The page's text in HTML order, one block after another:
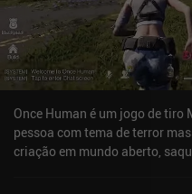
Once Human é um jogo de tiro
pessoa com tema de terror
criação em mundo aberto,